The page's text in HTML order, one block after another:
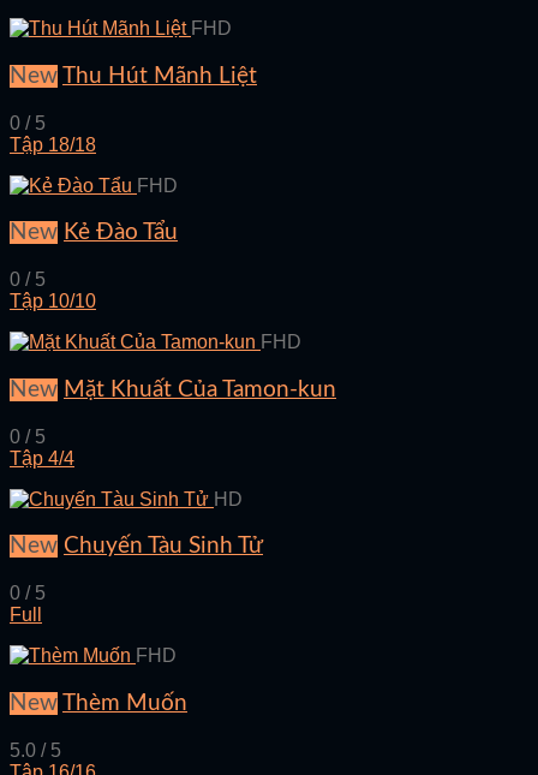
FHD
New Thu Hút Mãnh Liệt
0 / 5
Tập 18/18
FHD
New Kẻ Đào Tẩu
0 / 5
Tập 10/10
FHD
New Mặt Khuất Của Tamon-kun
0 / 5
Tập 4/4
HD
New Chuyến Tàu Sinh Tử
0 / 5
Full
FHD
New Thèm Muốn
5.0 / 5